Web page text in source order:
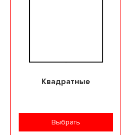
Квадратные
Выбрать